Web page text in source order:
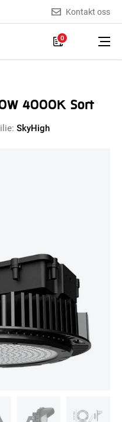
Kontakt oss
0
4000K Sort
SkyHigh